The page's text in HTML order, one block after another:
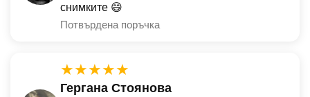
снимките 😄
Потвърдена поръчка
★★★★★
Гергана Стоянова